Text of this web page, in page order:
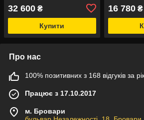
32 600 ₴
Купити
16 780₴
Про нас
100% позитивних з 168 відгуків за
Працює з 17.10.2017
м. Бровари